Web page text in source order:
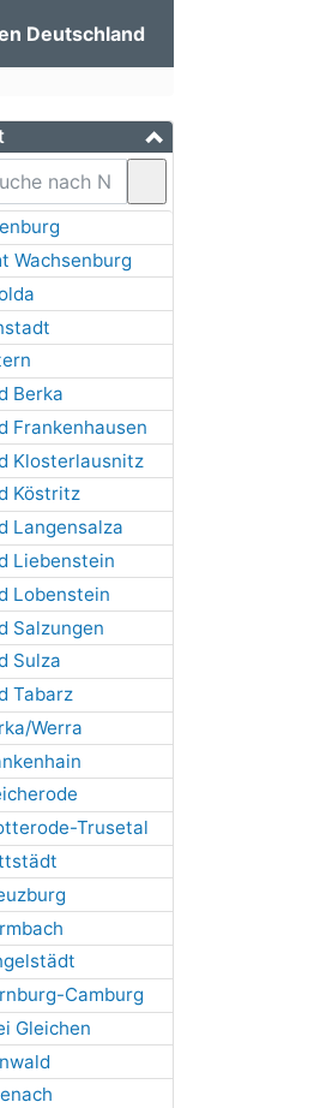
Deutschland
Wachsenburg
Berka
Frankenhausen
Klosterlausnitz
Köstritz
Langensalza
Liebenstein
Lobenstein
Salzungen
Sulza
Tabarz
Werra
Trusetal
Camburg
Gleichen